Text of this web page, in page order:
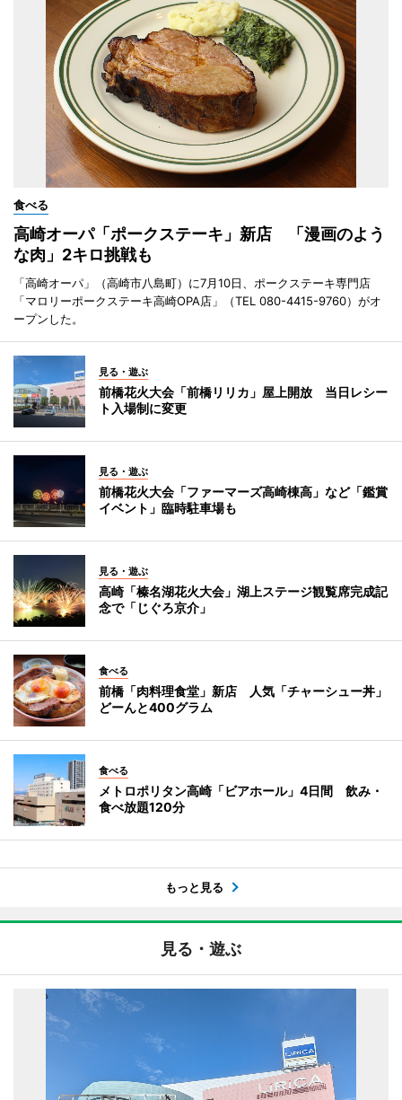
食べる
高崎オーパ「ポークステーキ」新店 「漫画のよう
な肉」2キロ挑戦も
「高崎オーパ」（高崎市八島町）に7月10日、ポークステーキ専門店
「マロリーポークステーキ高崎OPA店」（TEL 080-4415-9760）がオ
ープンした。
見る・遊ぶ
前橋花火大会「前橋リリカ」屋上開放 当日レシー
ト入場制に変更
見る・遊ぶ
前橋花火大会「ファーマーズ高崎棟高」など「鑑賞
イベント」臨時駐車場も
見る・遊ぶ
高崎「榛名湖花火大会」湖上ステージ観覧席完成記
念で「じぐろ京介」
食べる
前橋「肉料理食堂」新店 人気「チャーシュー丼」
どーんと400グラム
食べる
メトロポリタン高崎「ビアホール」4日間 飲み・
食べ放題120分
もっと見る
見る・遊ぶ